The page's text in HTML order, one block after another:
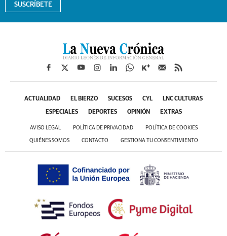
SUSCRÍBETE
ACTUALIDAD EL BIERZO SUCESOS CYL LNC CULTURAS
ESPECIALES DEPORTES OPINIÓN EXTRAS
AVISO LEGAL POLÍTICA DE PRIVACIDAD POLÍTICA DE COOKIES
QUIÉNES SOMOS CONTACTO GESTIONA TU CONSENTIMIENTO